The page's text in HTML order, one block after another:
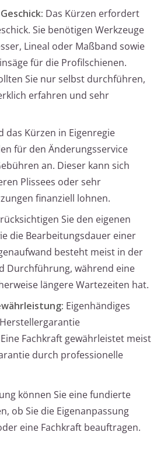
Das Kürzen erfordert
Sie benötigen Werkzeuge
Lineal oder Maßband sowie
für die Profilschienen.
Sie nur selbst durchführen,
erfahren und sehr
das Kürzen in Eigenregie
für den Änderungsservice
an. Dieser kann sich
Plissees oder sehr
finanziell lohnen.
Sie den eigenen
die Bearbeitungsdauer einer
besteht meist in der
Durchführung, während eine
längere Wartezeiten hat.
Eigenhändiges
Fachkraft gewährleistet meist
durch professionelle
können Sie eine fundierte
ob Sie die Eigenanpassung
eine Fachkraft beauftragen.